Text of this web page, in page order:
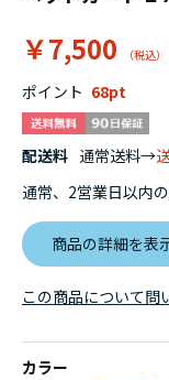
￥7,500
ポイント 68
配送料 通常送料→
通常、2営業日以内
商品の詳細を表
カラー
この商品について問